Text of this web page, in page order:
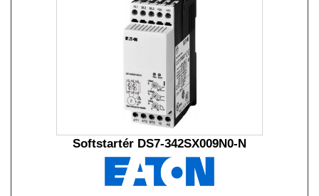
Softstartér DS7-342SX009N0-N